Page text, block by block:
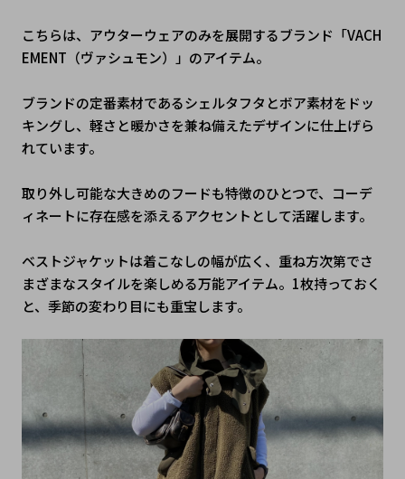
こちらは、アウターウェアのみを展開するブランド「VACH
EMENT（ヴァシュモン）」のアイテム。
ブランドの定番素材であるシェルタフタとボア素材をドッ
キングし、軽さと暖かさを兼ね備えたデザインに仕上げら
れています。
取り外し可能な大きめのフードも特徴のひとつで、コーデ
ィネートに存在感を添えるアクセントとして活躍します。
ベストジャケットは着こなしの幅が広く、重ね方次第でさ
まざまなスタイルを楽しめる万能アイテム。1枚持っておく
と、季節の変わり目にも重宝します。